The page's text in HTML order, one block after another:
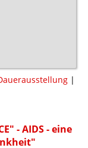
|
- AIDS - eine